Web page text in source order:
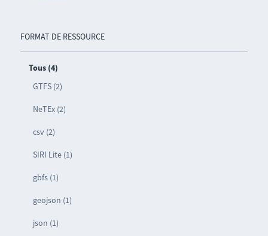
FORMAT DE RESSOURCE
Tous (4)
GTFS (2)
NeTEx (2)
csv (2)
SIRI Lite (1)
gbfs (1)
geojson (1)
json (1)